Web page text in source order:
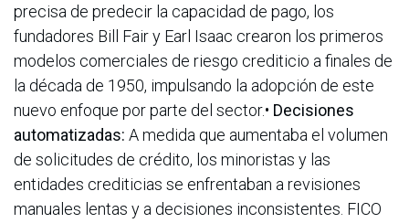
precisa de predecir la capacidad de pago, los
fundadores Bill Fair y Earl Isaac crearon los primeros
modelos comerciales de riesgo crediticio a finales de
la década de 1950, impulsando la adopción de este
nuevo enfoque por parte del sector.• Decisiones
automatizadas: A medida que aumentaba el volumen
de solicitudes de crédito, los minoristas y las
entidades crediticias se enfrentaban a revisiones
manuales lentas y a decisiones inconsistentes. FICO